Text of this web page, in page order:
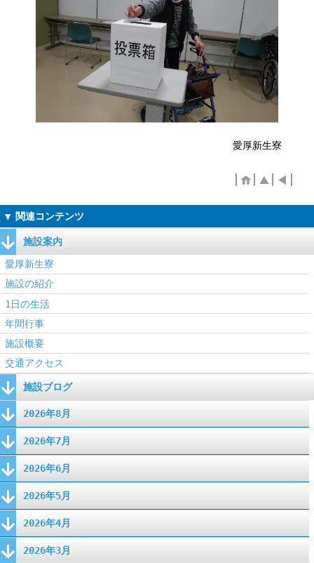
愛厚新生寮
施設案内
愛厚新生寮
施設の紹介
1日の生活
年間行事
施設概要
交通アクセス
施設ブログ
2026年8月
2026年7月
2026年6月
2026年5月
2026年4月
2026年3月